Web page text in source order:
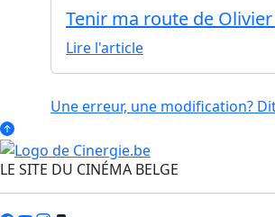
Tenir ma route de
Lire l'article
Une erreur, une modification?
LE SITE DU CINÉMA BELGE